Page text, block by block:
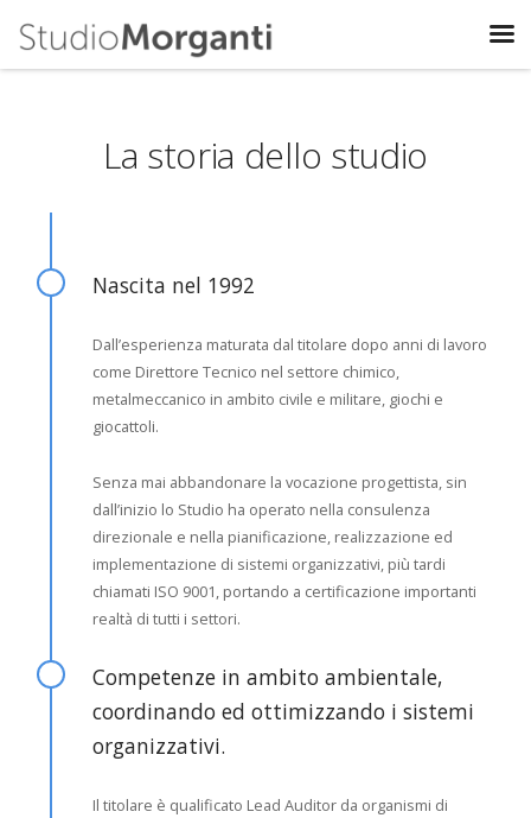
La storia dello studio
Nascita nel 1992
Dall’esperienza maturata dal titolare dopo anni di lavoro
come Direttore Tecnico nel settore chimico,
metalmeccanico in ambito civile e militare, giochi e
giocattoli.
Senza mai abbandonare la vocazione progettista, sin
dall’inizio lo Studio ha operato nella consulenza
direzionale e nella pianificazione, realizzazione ed
implementazione di sistemi organizzativi, più tardi
chiamati ISO 9001, portando a certificazione importanti
realtà di tutti i settori.
Competenze in ambito ambientale,
coordinando ed ottimizzando i sistemi
organizzativi.
Il titolare è qualificato Lead Auditor da organismi di